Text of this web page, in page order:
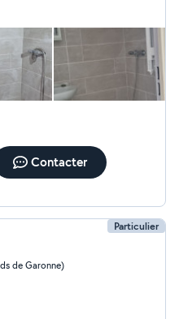
Contacter
Particulier
de Garonne)